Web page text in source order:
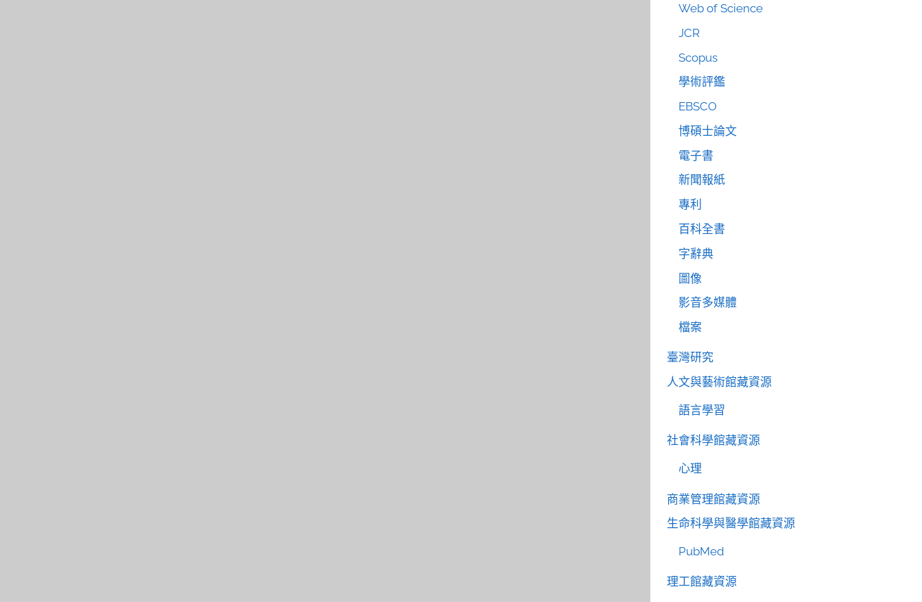
Web of Science
JCR
Scopus
學術評鑑
EBSCO
博碩士論文
電子書
新聞報紙
專利
百科全書
字辭典
圖像
影音多媒體
檔案
臺灣研究
人文與藝術館藏資源
語言學習
社會科學館藏資源
心理
商業管理館藏資源
生命科學與醫學館藏資源
PubMed
理工館藏資源